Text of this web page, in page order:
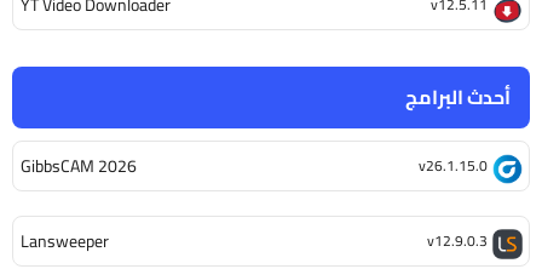
أحدث البرامج
GibbsCAM 2026 v26.1.15.0
Lansweeper v12.9.0.3